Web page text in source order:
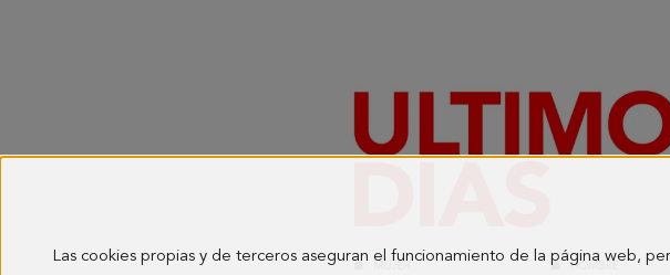
Las cookies propias y de terceros aseguran el funcionamiento de la página web,